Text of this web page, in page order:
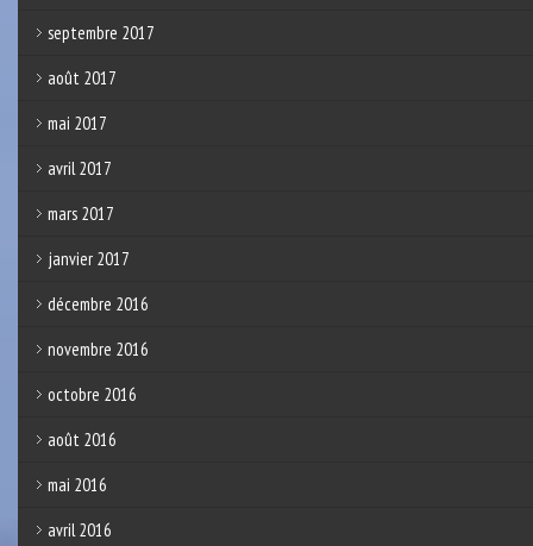
septembre 2017
août 2017
mai 2017
avril 2017
mars 2017
janvier 2017
décembre 2016
novembre 2016
octobre 2016
août 2016
mai 2016
avril 2016